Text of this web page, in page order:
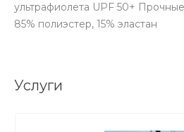
ультрафиолета UPF 50+
85% полиэстер, 15% эластан
Услуги